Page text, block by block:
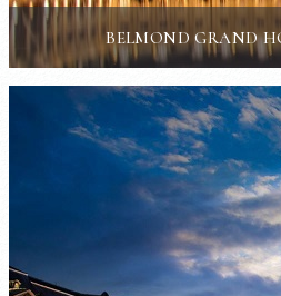
BELMOND GRAND